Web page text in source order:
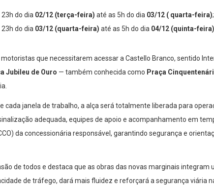
23h do dia 02/12 (terça-feira) até as 5h do dia 03/12 ( quarta-feira);
23h do dia 03/12 (quarta-feira) até as 5h do dia 04/12 (quinta-feira)
que necessitarem acessar a Castello Branco, sentido
Jubileu de Ouro — também conhecida como Praça
cada janela de trabalho, a alça será totalmente liberada para
adequada, equipes de apoio e acompanhamento em
da concessionária responsável, garantindo segurança e
de todos e destaca que as obras das novas marginais integram
de tráfego, dará mais fluidez e reforçará a segurança viária